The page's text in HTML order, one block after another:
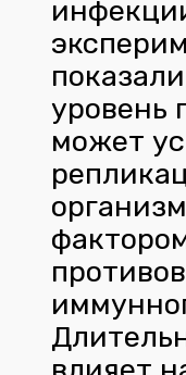
уровень
может